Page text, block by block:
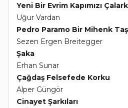
Yeni Bir Evrim Kapımızı
Uğur Vardan
Pedro Paramo Bir Mihenk
Sezen Ergen Breitegger
Şaka
Erhan Sunar
Çağdaş Felsefede Korku
Alper Güngör
Cinayet Şarkıları